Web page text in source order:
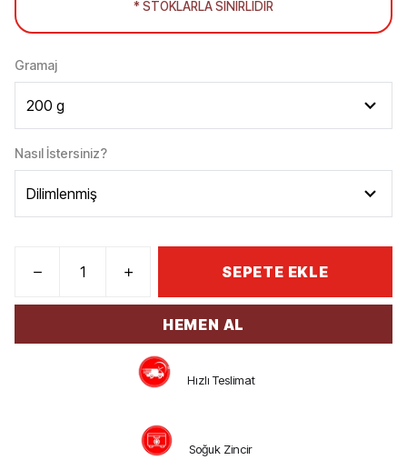
* STOKLARLA SINIRLIDIR
Gramaj
Nasıl İstersiniz?
SEPETE EKLE
HEMEN AL
Hızlı Teslimat
Soğuk Zincir